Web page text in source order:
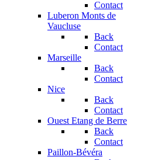
Contact
Luberon Monts de
Vaucluse
Back
Contact
Marseille
Back
Contact
Nice
Back
Contact
Ouest Etang de Berre
Back
Contact
Paillon-Bévéra